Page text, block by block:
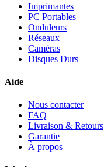
Imprimantes
PC Portables
Onduleurs
Réseaux
Caméras
Disques Durs
Aide
Nous contacter
FAQ
Livraison & Retours
Garantie
À propos